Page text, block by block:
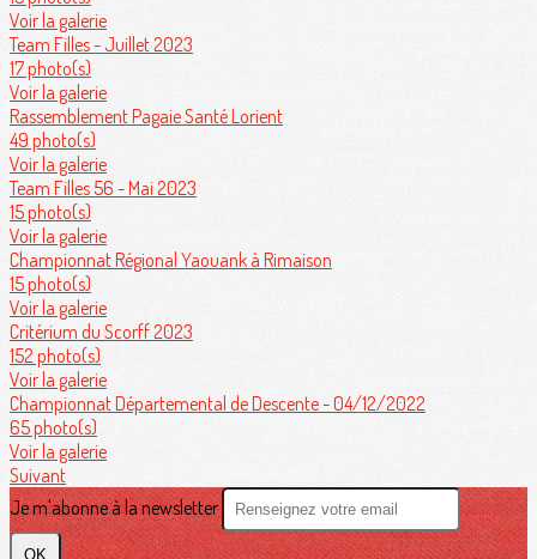
Voir la galerie
Team Filles - Juillet 2023
17 photo(s)
Voir la galerie
Rassemblement Pagaie Santé Lorient
49 photo(s)
Voir la galerie
Team Filles 56 - Mai 2023
15 photo(s)
Voir la galerie
Championnat Régional Yaouank à Rimaison
15 photo(s)
Voir la galerie
Critérium du Scorff 2023
152 photo(s)
Voir la galerie
Championnat Départemental de Descente - 04/12/2022
65 photo(s)
Voir la galerie
Suivant
Je m'abonne à la newsletter
OK